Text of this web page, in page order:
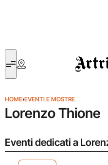
Artribune
HOME›EVENTI E MOSTRE
Lorenzo Thione
Eventi dedicati a